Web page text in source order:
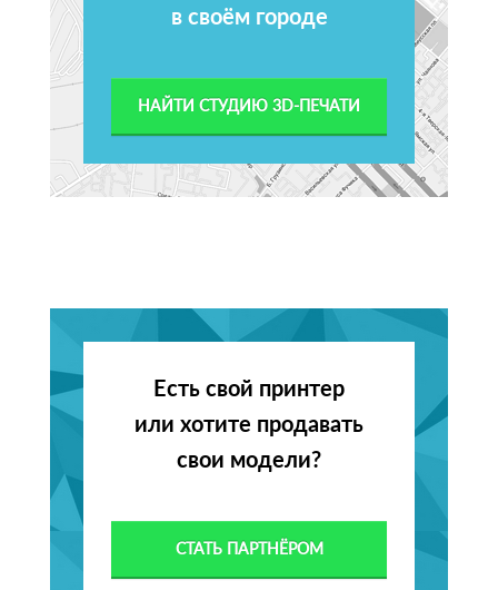
в своём городе
НАЙТИ СТУДИЮ 3D-ПЕЧАТИ
Есть свой принтер
или хотите продавать
свои модели?
СТАТЬ ПАРТНЁРОМ